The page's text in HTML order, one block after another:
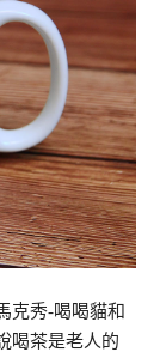
克秀-喝喝貓和
喝茶是老人的